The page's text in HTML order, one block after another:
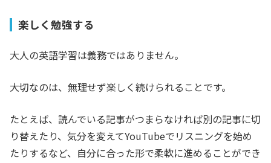
楽しく勉強する
大人の英語学習は義務ではありません。
大切なのは、無理せず楽しく続けられることです。
たとえば、読んでいる記事がつまらなければ別の記事に切
り替えたり、気分を変えてYouTubeでリスニングを始め
たりするなど、自分に合った形で柔軟に進めることができ